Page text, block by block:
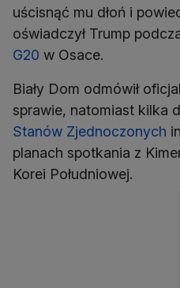
uścisnąć mu dłoń i
oświadczył Trump
G20 w Osace.
Biały Dom odmówił
sprawie, natomiast kilka
Stanów Zjednoczonych
planach spotkania z
Korei Południowej.